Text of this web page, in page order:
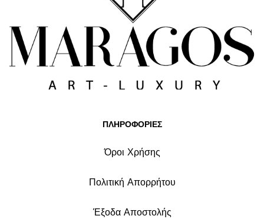
ΠΛΗΡΟΦΟΡΙΕΣ
Όροι Χρήσης
Πολιτική Απορρήτου
Έξοδα Αποστολής